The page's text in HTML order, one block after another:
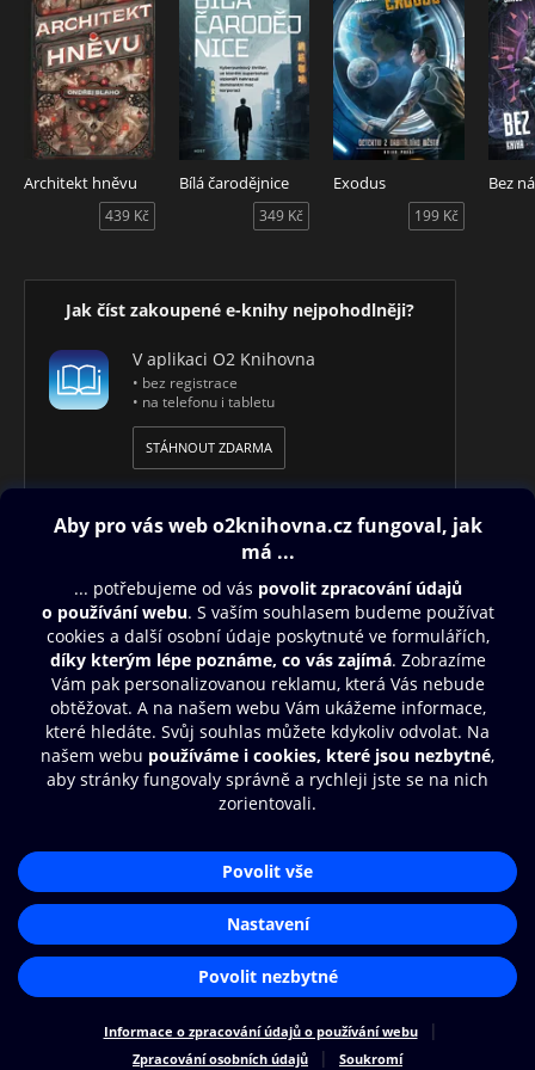
Architekt hněvu
439 Kč
Bílá čarodějnice
349 Kč
Exodus
199 Kč
Jak číst zakoupené e-knihy nejpohodlněji?
V aplikaci O2 Knihovna
• bez registrace
• na telefonu i tabletu
STÁHNOUT ZDARMA
Obsah ke stažení
Moje O2 Knihovna
Další zábava
© O2 Czech Republic a.s.
Zásady zpracování osobních údajů
Nastavení cookies
Aplikace O2 Knihovna
Čti a poslouchej své e-knihy a
audioknihy rychleji a pohodlněji.